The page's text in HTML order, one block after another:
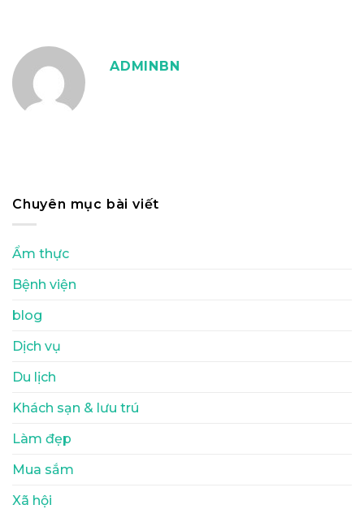
ADMINBN
Chuyên mục bài viết
Ẩm thực
Bệnh viện
blog
Dịch vụ
Du lịch
Khách sạn & lưu trú
Làm đẹp
Mua sắm
Xã hội